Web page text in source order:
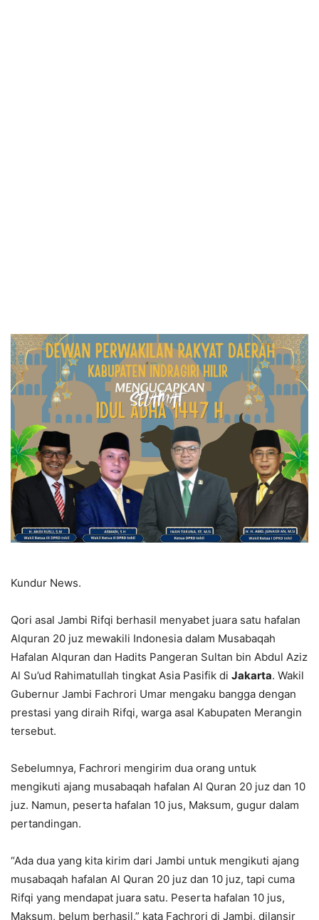
Kundur News.
Qori asal Jambi Rifqi berhasil menyabet juara satu hafalan
Alquran 20 juz mewakili Indonesia dalam Musabaqah
Hafalan Alquran dan Hadits Pangeran Sultan bin Abdul Aziz
Al Su’ud Rahimatullah tingkat Asia Pasifik di Jakarta. Wakil
Gubernur Jambi Fachrori Umar mengaku bangga dengan
prestasi yang diraih Rifqi, warga asal Kabupaten Merangin
tersebut.
Sebelumnya, Fachrori mengirim dua orang untuk
mengikuti ajang musabaqah hafalan Al Quran 20 juz dan 10
juz. Namun, peserta hafalan 10 jus, Maksum, gugur dalam
pertandingan.
“Ada dua yang kita kirim dari Jambi untuk mengikuti ajang
musabaqah hafalan Al Quran 20 juz dan 10 juz, tapi cuma
Rifqi yang mendapat juara satu. Peserta hafalan 10 jus,
Maksum, belum berhasil,” kata Fachrori di Jambi, dilansir